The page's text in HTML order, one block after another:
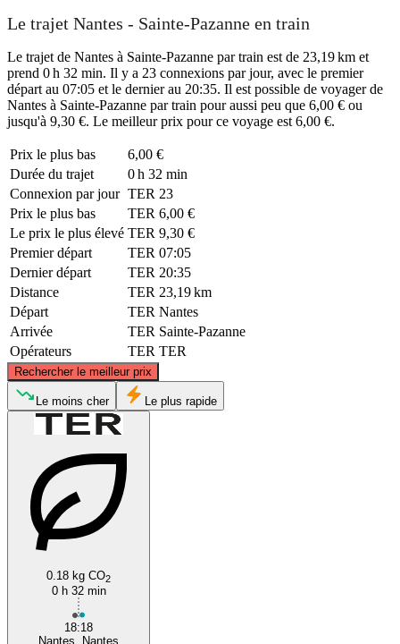
Le trajet Nantes - Sainte-Pazanne en train
Le trajet de Nantes à Sainte-Pazanne par train est de 23,19 km et
prend 0 h 32 min. Il y a 23 connexions par jour, avec le premier
départ au 07:05 et le dernier au 20:35. Il est possible de voyager de
Nantes à Sainte-Pazanne par train pour aussi peu que 6,00 € ou
jusqu'à 9,30 €. Le meilleur prix pour ce voyage est 6,00 €.
Prix ​​le plus bas
6,00 €
Durée du trajet
0 h 32 min
Connexion par jour TER 23
Prix ​​le plus bas
TER 6,00 €
Le prix le plus élevé TER 9,30 €
Premier départ
TER 07:05
Dernier départ
TER 20:35
Distance
TER 23,19 km
Départ
TER Nantes
Arrivée
TER Sainte-Pazanne
Opérateurs
TER TER
Rechercher le meilleur prix
Sainte-Pazanne
Le moins cher Le plus rapide
0.18 kg CO2
0 h 32 min
18:18
Nantes, Nantes